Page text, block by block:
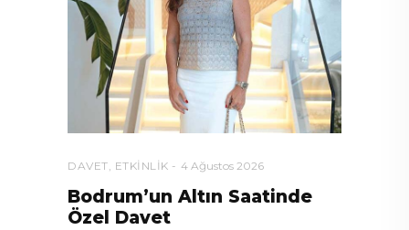
DAVET, ETKINLIK 4 Ağustos 2026
Bodrum’un Altın Saatinde
Özel Davet